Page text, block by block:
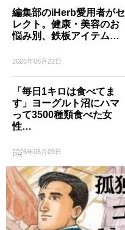
編集部のiHerb愛用者がセ
レクト。健康・美容のお
悩み別、鉄板アイテム…
2026年06月22日
「毎日1キロは食べてま
す」ヨーグルト沼にハマ
って3500種類食べた女
性…
2026年06月09日
PR